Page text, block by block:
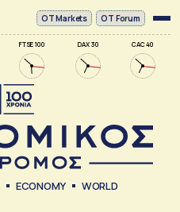
FTSE 100 DAX 30 CAC 40
ΟΤ Markets OT Forum
ECONOMY WORLD